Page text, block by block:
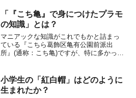
録の残っている、あるいは確認されてい
る生理用品の歴史について...
「『こち亀』で身につけたプラモ
の知識」とは？
マニアックな知識がこれでもかと詰まっ
ている『こちら葛飾区亀有公園前派出
所』(通称：こち亀)ですが、特に多かった
に関する知識はこち亀から得た」という
人もいるほどです。そん...
小学生の「紅白帽」はどのように
生まれたか？